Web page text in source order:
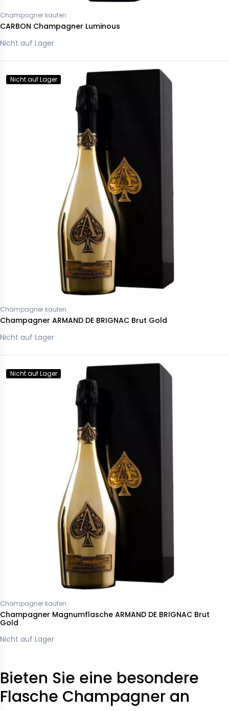
Bieten Sie eine besondere
Flasche Champagner an
Champagner kaufen
CARBON Champagner Luminous
Nicht auf Lager
Nicht auf Lager
Champagner kaufen
Champagner ARMAND DE BRIGNAC Brut Gold
Nicht auf Lager
Nicht auf Lager
Champagner kaufen
Champagner Magnumflasche ARMAND DE BRIGNAC Brut
Gold
Nicht auf Lager